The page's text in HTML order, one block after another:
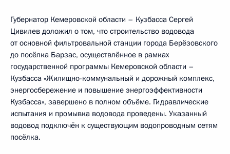
Губернатор Кемеровской области – Кузбасса Сергей
Цивилев доложил о том, что строительство водовода
от основной фильтровальной станции города Берёзовского
до посёлка Барзас, осуществлённое в рамках
государственной программы Кемеровской области –
Кузбасса «Жилищно-коммунальный и дорожный комплекс,
энергосбережение и повышение энергоэффективности
Кузбасса», завершено в полном объёме. Гидравлические
испытания и промывка водовода проведены. Указанный
водовод подключён к существующим водопроводным сетям
посёлка.